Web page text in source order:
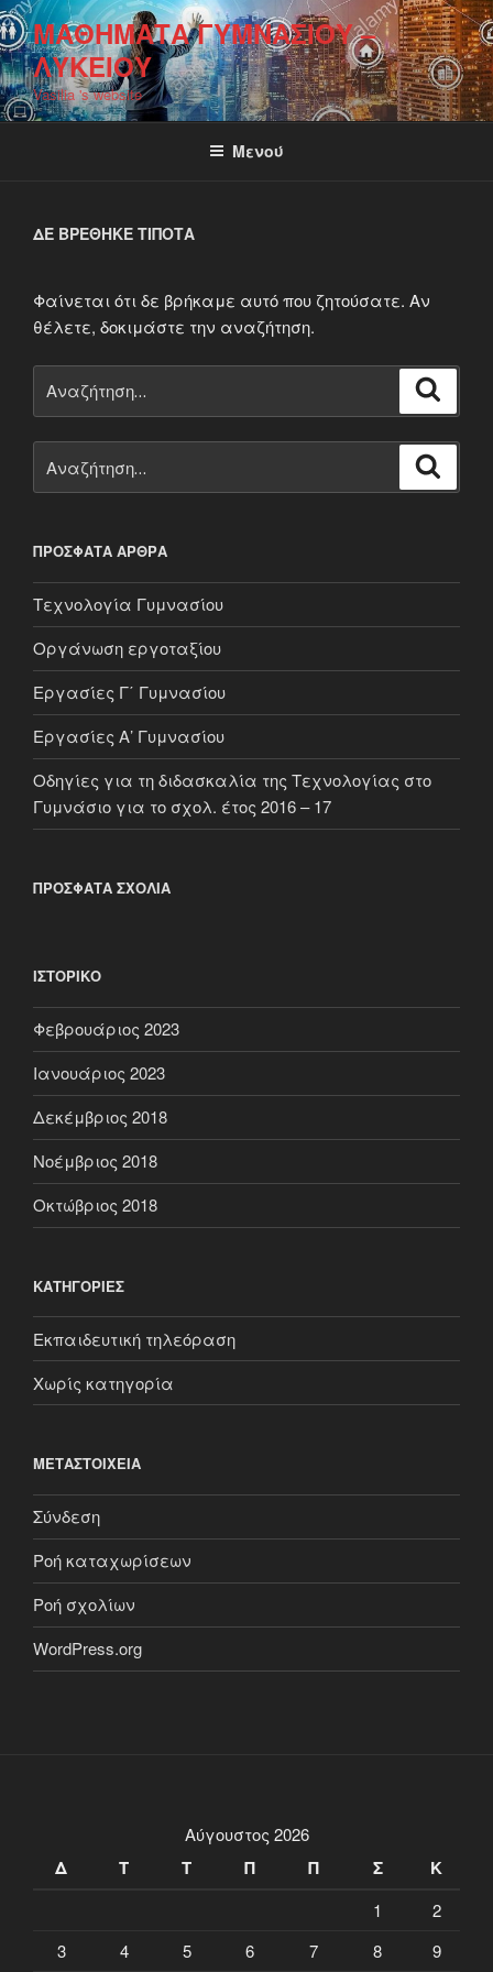
Μετάβαση
στο
περιεχόμενο
ΜΑΘΉΜΑΤΑ ΓΥΜΝΑΣΊΟΥ –
ΛΥΚΕΊΟΥ
Vasilia 's website
Μενού
ΔΕ ΒΡΈΘΗΚΕ ΤΊΠΟΤΑ
Φαίνεται ότι δε βρήκαμε αυτό που ζητούσατε. Αν
θέλετε, δοκιμάστε την αναζήτηση.
για:
για:
ΠΡΌΣΦΑΤΑ ΆΡΘΡΑ
Τεχνολογία Γυμνασίου
Οργάνωση εργοταξίου
Εργασίες Γ΄ Γυμνασίου
Εργασίες Α’ Γυμνασίου
Οδηγίες για τη διδασκαλία της Τεχνολογίας στο
Γυμνάσιο για το σχολ. έτος 2016 – 17
ΠΡΌΣΦΑΤΑ ΣΧΌΛΙΑ
ΙΣΤΟΡΙΚΌ
Φεβρουάριος 2023
Ιανουάριος 2023
Δεκέμβριος 2018
Νοέμβριος 2018
Οκτώβριος 2018
KΑΤΗΓΟΡΊΕΣ
Εκπαιδευτική τηλεόραση
Χωρίς κατηγορία
ΜΕΤΑΣΤΟΙΧΕΊΑ
Σύνδεση
Ροή καταχωρίσεων
Ροή σχολίων
WordPress.org
Αύγουστος 2026
Δ Τ Τ Π Π Σ Κ
1
2
3
4 5 6 7 8 9